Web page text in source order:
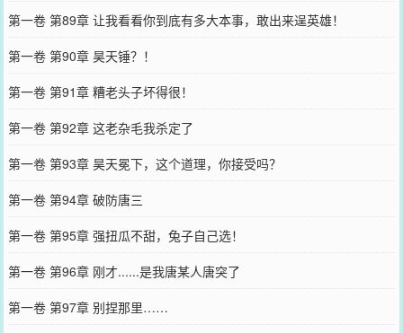
第一卷 第89章 让我看看你到底有多大本事，敢出来逞英雄！
第一卷 第90章 昊天锤？！
第一卷 第91章 糟老头子坏得很！
第一卷 第92章 这老杂毛我杀定了
第一卷 第93章 昊天冕下，这个道理，你接受吗？
第一卷 第94章 破防唐三
第一卷 第95章 强扭瓜不甜，兔子自己选！
第一卷 第96章 刚才......是我唐某人唐突了
第一卷 第97章 别捏那里……